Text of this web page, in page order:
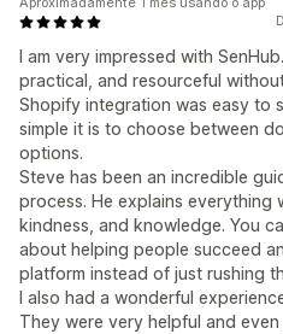
I am very impressed with
practical, and resourceful
Shopify integration was easy to
simple it is to choose between
options.
Steve has been an incredible
process. He explains everything
kindness, and knowledge. You
about helping people succeed
platform instead of just rushing
I also had a wonderful
They were very helpful and